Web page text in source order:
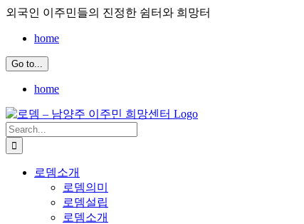
Skip
content
외국인 이주민들의 진정한 쉼터와 희망터
home
Go to...
home
Search
for:
로뎀소개
로뎀의미
로뎀설립
로뎀소개